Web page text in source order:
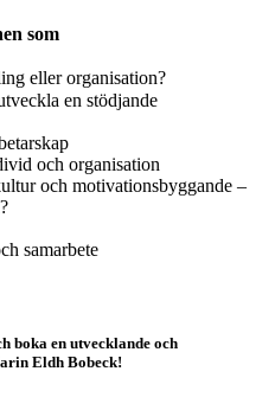
som
eller organisation?
en stödjande
och organisation
och motivationsbyggande –
samarbete
boka en utvecklande och
Eldh Bobeck!